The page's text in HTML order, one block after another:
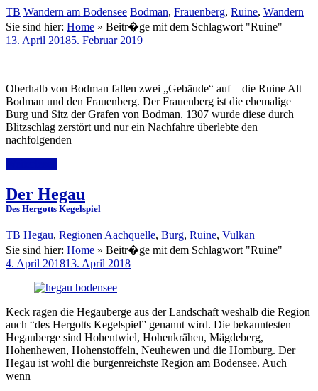
TB Wandern am Bodensee Bodman, Frauenberg, Ruine, Wandern
Sie sind hier: Home » Beitr�ge mit dem Schlagwort "Ruine"
13. April 20185. Februar 2019
Oberhalb von Bodman fallen zwei „Gebäude“ auf – die Ruine Alt
Bodman und den Frauenberg. Der Frauenberg ist die ehemalige
Burg und Sitz der Grafen von Bodman. 1307 wurde diese durch
Blitzschlag zerstört und nur ein Nachfahre überlebte den
nachfolgenden
Der Hegau
Des Hergotts Kegelspiel
TB Hegau, Regionen Aachquelle, Burg, Ruine, Vulkan
Sie sind hier: Home » Beitr�ge mit dem Schlagwort "Ruine"
4. April 201813. April 2018
Keck ragen die Hegauberge aus der Landschaft weshalb die Region
auch “des Hergotts Kegelspiel” genannt wird. Die bekanntesten
Hegauberge sind Hohentwiel, Hohenkrähen, Mägdeberg,
Hohenhewen, Hohenstoffeln, Neuhewen und die Homburg. Der
Hegau ist wohl die burgenreichste Region am Bodensee. Auch
wenn